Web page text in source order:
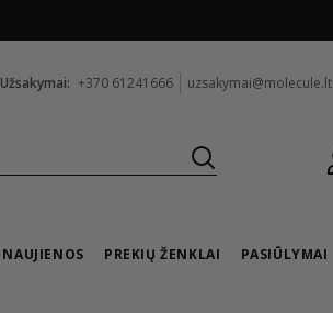
Užsakymai: +370 61241666 uzsakymai@molecule.lt
NAUJIENOS PREKIŲ ŽENKLAI PASIŪLYMAI